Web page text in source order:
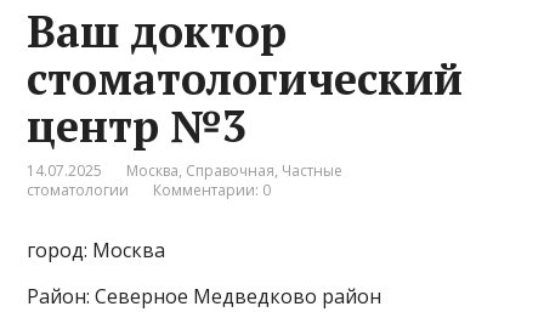
Ваш доктор
стоматологический
центр №3
14.07.2025 Москва, Справочная, Частные
стоматологии
Комментарии: 0
город: Москва
Район: Северное Медведково район